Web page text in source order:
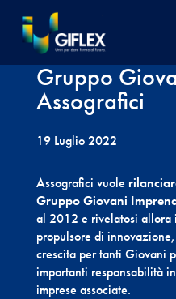
Gruppo
Assografici
19 Luglio 2022
Assografici vuole
Gruppo Giovani
al 2012 e rivelatosi allora
propulsore di
crescita per tanti Giovani
importanti responsabilità
imprese associate.